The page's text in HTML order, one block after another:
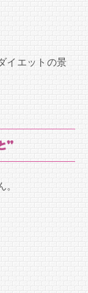
イエットの景
”
。